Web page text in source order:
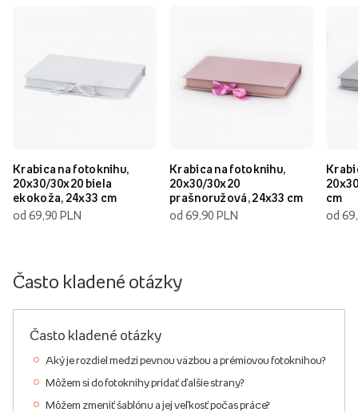
Krabica na fotoknihu,
20x30/30x20 biela
ekokoža, 24x33 cm
od 69,90 PLN
Krabica na fotoknihu,
20x30/30x20
prašnoružová, 24x33 cm
od 69,90 PLN
cm
od
Často kladené otázky
Často kladené otázky
Aký je rozdiel medzi pevnou väzbou a prémiovou fotoknihou?
Môžem si do fotoknihy pridať ďalšie strany?
Môžem zmeniť šablónu a jej veľkosť počas práce?